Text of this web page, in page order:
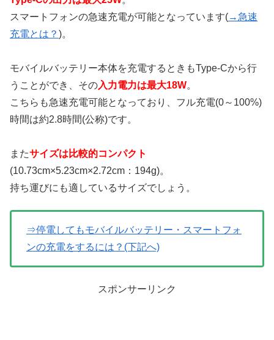
スマートフォンの急速充電が可能となっています(→急速
充電とは？ )。
モバイルバッテリー本体を充電するときもType-Cから行
うことができ、その入力電力は最大18W。
こちらも急速充電可能となっており、フル充電(0～100%)
時間は約2.8時間(公称)です。
またサイズは比較的コンパクト
(10.73cm×5.23cm×2.72cm：194g)。
持ち運びにも適しているサイズでしょう。
⇒停電してもモバイルバッテリー・スマートフォ
ンの充電をするには？(下記へ)
スポンサーリンク